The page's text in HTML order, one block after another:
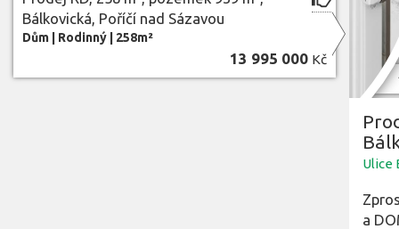
Bálkovická, Poříčí nad Sázavou
Dům Rodinný 258m²
13 995 000 Kč
Ulice
a